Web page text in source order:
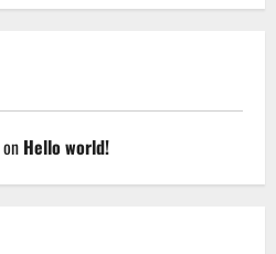
on Hello world!